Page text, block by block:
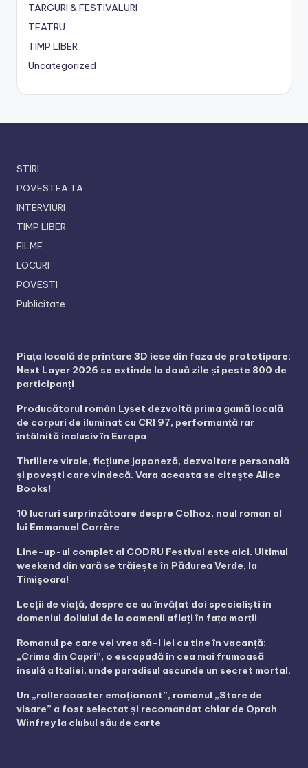
TARGURI & FESTIVALURI
TEATRU
TIMP LIBER
Uncategorized
STIRI
POVESTEA TA
INTERVIURI
TIMP LIBER
FILME
LOCURI
POVESTI
Publicitate
Piața locală de printare 3D iese din faza de prototipare:
Next Layer 2026 se extinde la două zile și peste 800 de
participanți
Producătorul român Lyset dezvoltă prima gamă locală
de corpuri de iluminat cu CRI 97, performanță rar
întâlnită inclusiv în Europa
Thrillere virale, ficțiune japoneză, dezvoltare personală
și povești care vindecă. Vara aceasta se citește Alice
Books!
10 lucruri surprinzătoare despre Colhoz, noul roman al
lui Emmanuel Carrère
Line-up-ul complet al CODRU Festival este aici. Ultimul
weekend din vară se trăiește în Pădurea Verde, la
Timișoara!
Lecții de viață, despre ce au învățat doi specialiști în
domeniul doliului de la oamenii aflați în fața morții
Romanul pe care vei vrea să-l iei cu tine în vacanță:
„Crima din Capri”, o escapadă în cea mai frumoasă
insulă a Italiei, unde paradisul ascunde un secret mortal.
Un „rollercoaster emoționant”, romanul „Stare de
visare” a fost selectat și recomandat chiar de Oprah
Winfrey la clubul său de carte